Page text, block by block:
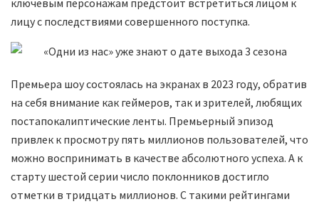
лицу с последствиями совершенного поступка.
Премьера шоу состоялась на экранах в 2023 году, обратив
на себя внимание как геймеров, так и зрителей, любящих
постапокалиптические ленты. Премьерный эпизод
привлек к просмотру пять миллионов пользователей, что
можно воспринимать в качестве абсолютного успеха. А к
старту шестой серии число поклонников достигло
отметки в тридцать миллионов. С такими рейтингами